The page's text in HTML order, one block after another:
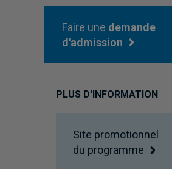
Faire une demande
d'admission
PLUS D'INFORMATION
Site promotionnel
du programme